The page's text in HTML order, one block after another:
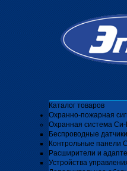
Каталог товаров
Охранно-пожарная
Охранная система
Беспроводные датчики
Контрольные панели
Расширители и
Устройства